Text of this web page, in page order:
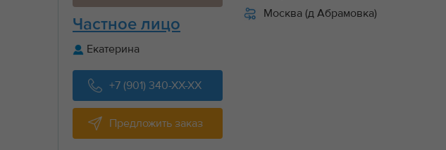
Частное лицо
Екатерина
+7 (901) 340-XX-XX
Предложить заказ
Москва (д Абрамовка)